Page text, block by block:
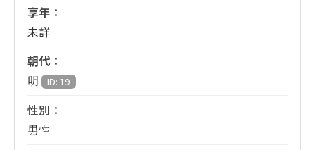
享年：
未詳
朝代：
明 ID: 19
性別：
男性